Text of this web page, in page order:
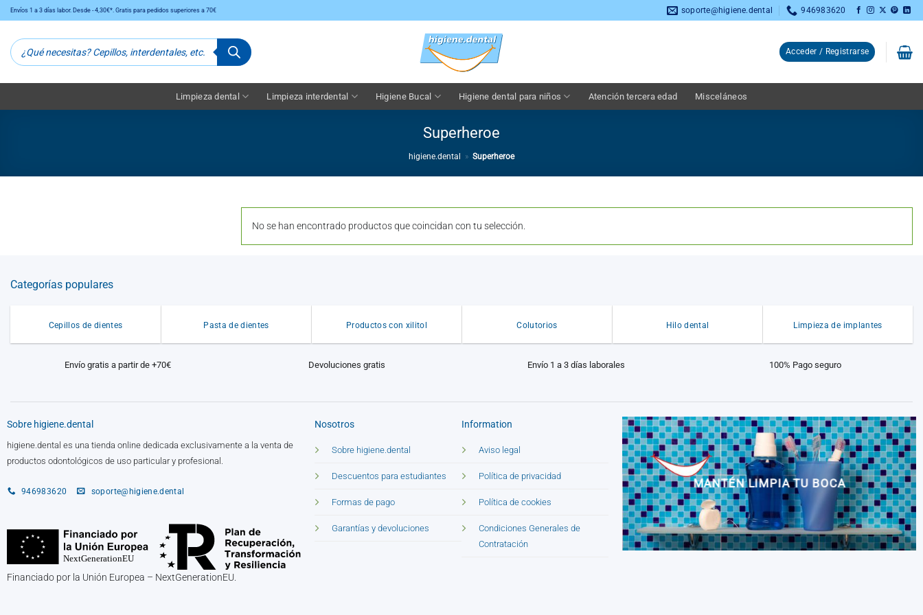
Saltar
al
contenido
Envíos 1 a 3 días labor. Desde - 4,30€*. Gratis para pedidos superiores a 70€ soporte@higiene.dental 946983620
Búsqueda
de
productos
Acceder / Registrarse
Limpieza dental Limpieza interdental Higiene Bucal Higiene dental para niños Atención tercera edad Misceláneos
Superheroe
higiene.dental » Superheroe
No se han encontrado productos que coincidan con tu selección.
Categorías populares
Cepillos de dientes Pasta de dientes Productos con xilitol Colutorios Hilo dental Limpieza de implantes
Envío gratis a partir de +70€ Devoluciones gratis Envío 1 a 3 días laborales 100% Pago seguro
Sobre higiene.dental
higiene.dental es una tienda online dedicada exclusivamente a la venta de
productos odontológicos de uso particular y profesional.
946983620 soporte@higiene.dental
Financiado por la Unión Europea – NextGenerationEU.
Nosotros
Sobre higiene.dental
Descuentos para estudiantes
Formas de pago
Garantías y devoluciones
Information
Aviso legal
Política de privacidad
Política de cookies
Condiciones Generales de
Contratación
MANTÉN LIMPIA TU BOCA